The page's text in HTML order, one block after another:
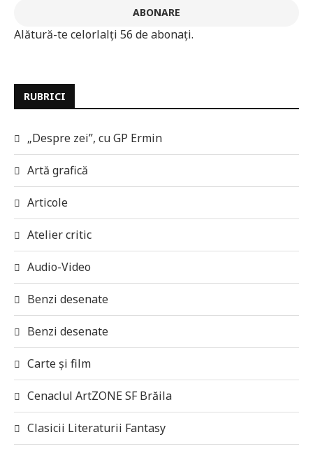
ABONARE
Alătură-te celorlalți 56 de abonați.
RUBRICI
„Despre zei”, cu GP Ermin
Artă grafică
Articole
Atelier critic
Audio-Video
Benzi desenate
Benzi desenate
Carte și film
Cenaclul ArtZONE SF Brăila
Clasicii Literaturii Fantasy